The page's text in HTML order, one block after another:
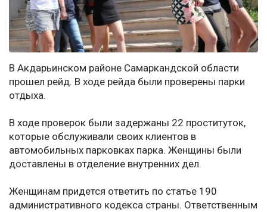
В Акдарьинском районе Самаркандской области
прошел рейд. В ходе рейда были проверены парки
отдыха.
В ходе проверок были задержаны 22 проституток,
которые обслуживали своих клиентов в
автомобильных парковках парка. Женщины были
доставлены в отделение внутренних дел.
Женщинам придется ответить по статье 190
административного кодекса страны. Ответственным